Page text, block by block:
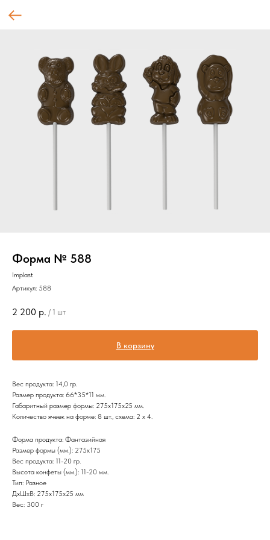
Форма № 588
Implast
Артикул: 588
2 200 р. / 1 шт
В корзину
Вес продукта: 14,0 гр.
Размер продукта: 66*35*11 мм.
Габаритный размер формы: 275х175х25 мм.
Количество ячеек на форме: 8 шт., схема: 2 х 4.
Форма продукта: Фантазийная
Размер формы (мм.): 275х175
Вес продукта: 11-20 гр.
Высота конфеты (мм.): 11-20 мм.
Тип: Разное
ДxШxВ: 275x175x25 мм
Вес: 300 г